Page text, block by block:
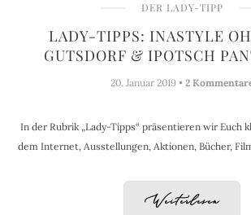
DER LADY-TIPP
LADY-TIPPS: INASTYLE
GUTSDORF & IPOTSCH
20. Januar 2019 • 2
In der Rubrik „Lady-Tipps“ präsentieren wir Euch
dem Internet, Ausstellungen, Aktionen, Bücher,
Weiterlesen